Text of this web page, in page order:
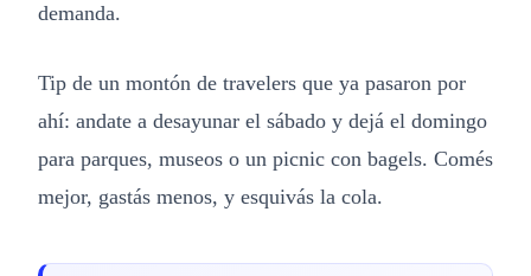
demanda.
Tip de un montón de travelers que ya pasaron por
ahí: andate a desayunar el sábado y dejá el domingo
para parques, museos o un picnic con bagels. Comés
mejor, gastás menos, y esquivás la cola.